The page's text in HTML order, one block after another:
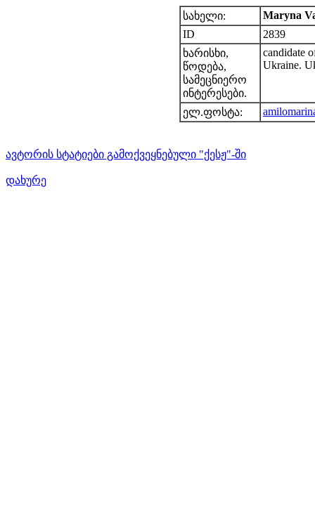
სახელი:
Maryna
ID
2839
ხარისხი,
წოდება,
სამეცნიერო
ინტერესები.
candidate
Ukraine.
ელ.ფოსტა:
ავტორის სტატიები გამოქვეყნებული "ქესჟ"-ში
დახურე